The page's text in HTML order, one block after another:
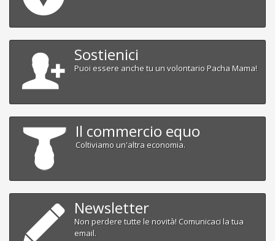
Sostienici
Puoi essere anche tu un volontario Pacha Mama!
Il commercio equo
Coltiviamo un'altra economia.
Newsletter
Non perdere tutte le novità! Comunicaci la tua
email.